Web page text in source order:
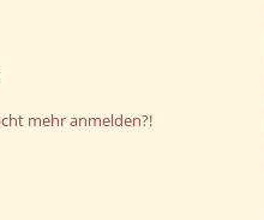
mehr anmelden?!